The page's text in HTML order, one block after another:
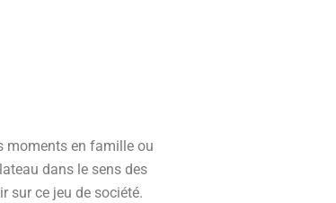
moments en famille ou
dans le sens des
sur ce jeu de société.